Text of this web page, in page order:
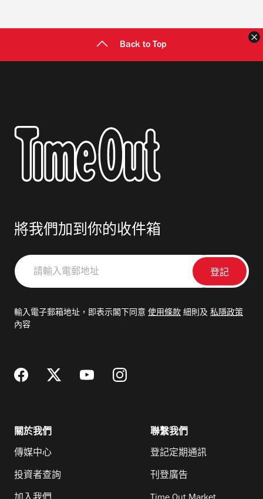
Back to Top
將我們加到你的收件箱
請
輸
郵
輸入電子郵箱地址，即表示閣下同意 使用條款 細則及 私隱政策
內容
關於我們
傳媒中心
投資者查詢
聯繫我們
登記定期通訊
刊登廣告